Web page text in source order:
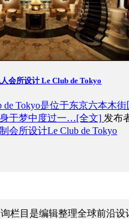
会所设计 Le Club de Tokyo
de Tokyo是位于东京六本木
于梦中度过一…[全文] 发布
会所设计Le Club de Tokyo
栏目是编辑整理全球前沿